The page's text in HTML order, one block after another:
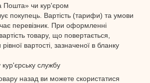
Пошта» чи кур'єром
покупець. Вартість (тарифи) та умови
перевізник. При оформленні
товару, що повертається,
вартості, зазначеної в бланку
службу
назад ви можете скористатися